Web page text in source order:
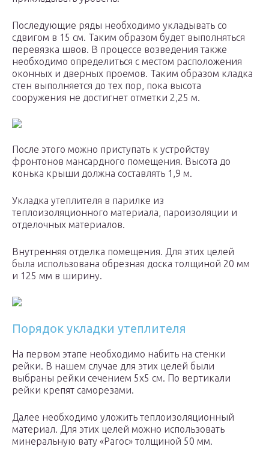
Последующие ряды необходимо укладывать со
сдвигом в 15 см. Таким образом будет выполняться
перевязка швов. В процессе возведения также
необходимо определиться с местом расположения
оконных и дверных проемов. Таким образом кладка
стен выполняется до тех пор, пока высота
сооружения не достигнет отметки 2,25 м.
После этого можно приступать к устройству
фронтонов мансардного помещения. Высота до
конька крыши должна составлять 1,9 м.
Укладка утеплителя в парилке из
теплоизоляционного материала, пароизоляции и
отделочных материалов.
Внутренняя отделка помещения. Для этих целей
была использована обрезная доска толщиной 20 мм
и 125 мм в ширину.
Порядок укладки утеплителя
На первом этапе необходимо набить на стенки
рейки. В нашем случае для этих целей были
выбраны рейки сечением 5х5 см. По вертикали
рейки крепят саморезами.
Далее необходимо уложить теплоизоляционный
материал. Для этих целей можно использовать
минеральную вату «Paroc» толщиной 50 мм.